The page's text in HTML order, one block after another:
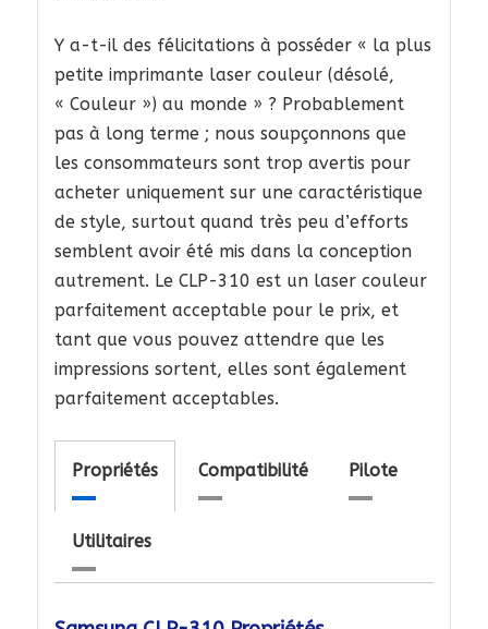
Y a-t-il des félicitations à posséder « la plus
petite imprimante laser couleur (désolé,
« Couleur ») au monde » ? Probablement
pas à long terme ; nous soupçonnons que
les consommateurs sont trop avertis pour
acheter uniquement sur une caractéristique
de style, surtout quand très peu d’efforts
semblent avoir été mis dans la conception
autrement. Le CLP-310 est un laser couleur
parfaitement acceptable pour le prix, et
tant que vous pouvez attendre que les
impressions sortent, elles sont également
parfaitement acceptables.
Propriétés Compatibilité Pilote
Utilitaires